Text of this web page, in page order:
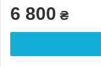
6 800 ₴